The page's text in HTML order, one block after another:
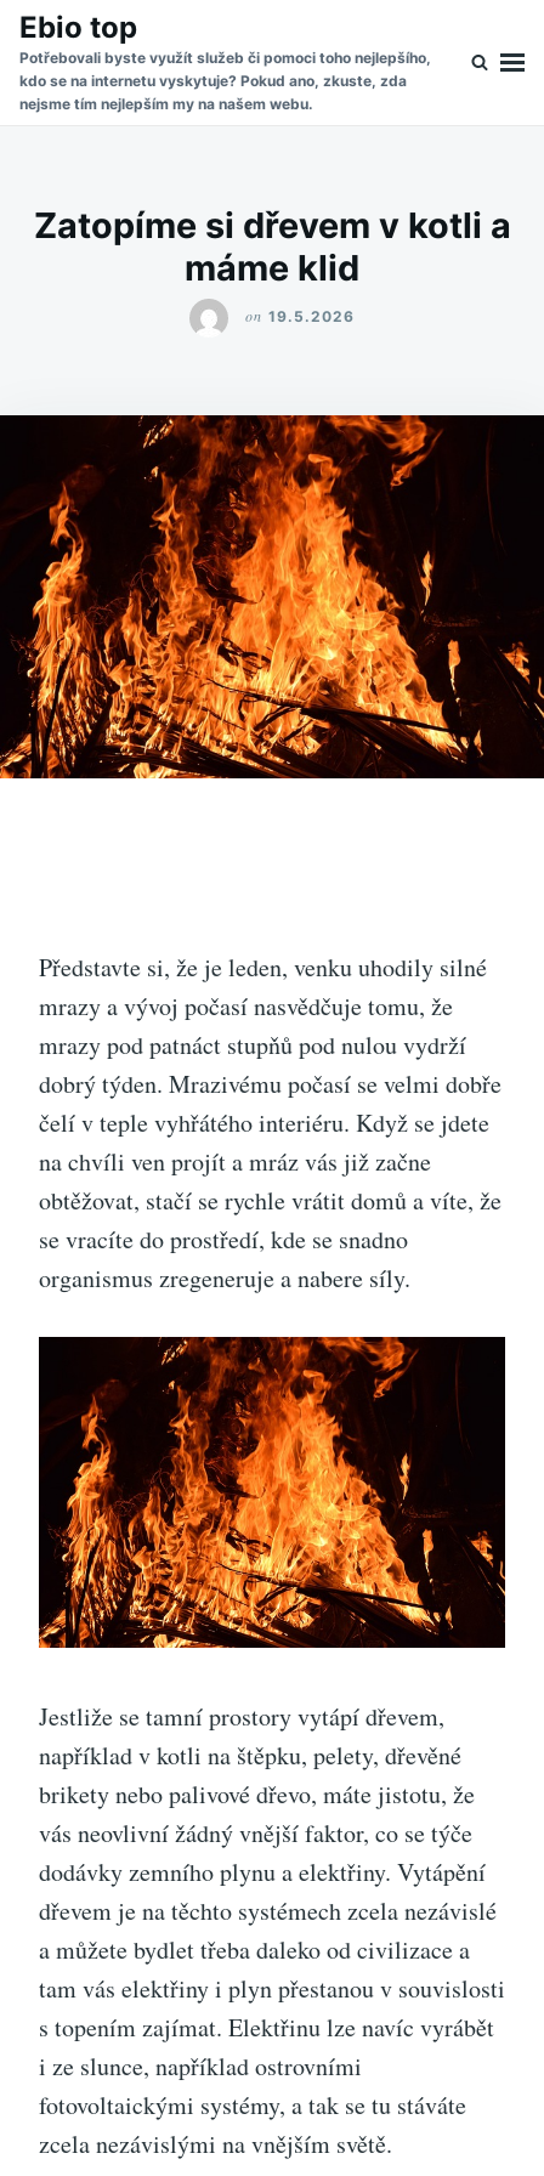
Skip
content
Search
for:
Ebio top
Potřebovali byste využít služeb či pomoci toho nejlepšího,
kdo se na internetu vyskytuje? Pokud ano, zkuste, zda
nejsme tím nejlepším my na našem webu.
Zatopíme si dřevem v kotli a
máme klid
on 19.5.2026
Představte si, že je leden, venku uhodily silné
mrazy a vývoj počasí nasvědčuje tomu, že
mrazy pod patnáct stupňů pod nulou vydrží
dobrý týden. Mrazivému počasí se velmi dobře
čelí v teple vyhřátého interiéru. Když se jdete
na chvíli ven projít a mráz vás již začne
obtěžovat, stačí se rychle vrátit domů a víte, že
se vracíte do prostředí, kde se snadno
organismus zregeneruje a nabere síly.
Jestliže se tamní prostory vytápí dřevem,
například v kotli na štěpku, pelety, dřevěné
brikety nebo palivové dřevo, máte jistotu, že
vás neovlivní žádný vnější faktor, co se týče
dodávky zemního plynu a elektřiny. Vytápění
dřevem je na těchto systémech zcela nezávislé
a můžete bydlet třeba daleko od civilizace a
tam vás elektřiny i plyn přestanou v souvislosti
s topením zajímat. Elektřinu lze navíc vyrábět
i ze slunce, například ostrovními
fotovoltaickými systémy, a tak se tu stáváte
zcela nezávislými na vnějším světě.